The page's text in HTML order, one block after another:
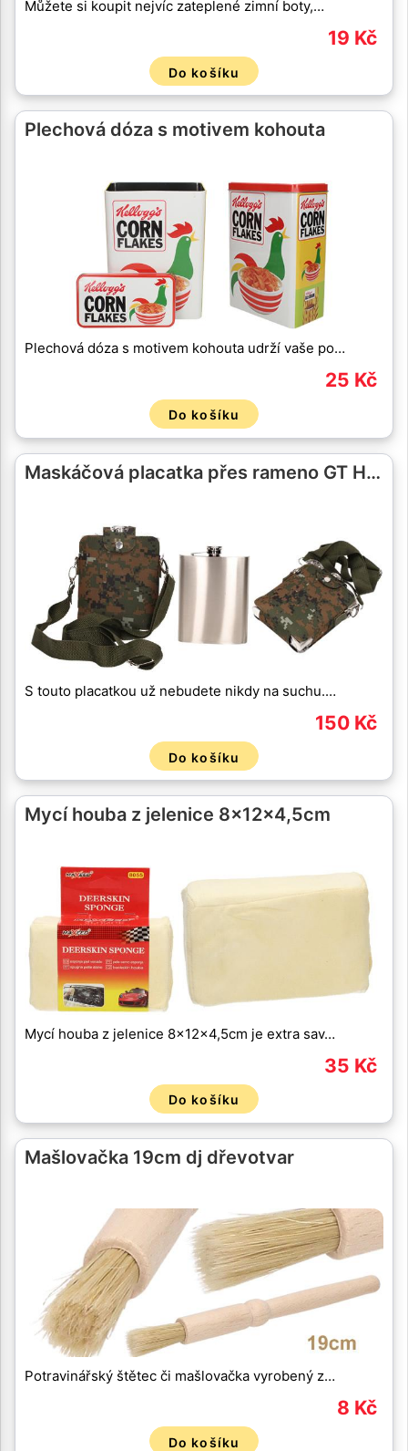
Můžete si koupit nejvíc zateplené zimní boty,…
19 Kč
Do košíku
Plechová dóza s motivem kohouta
Plechová dóza s motivem kohouta udrží vaše po…
25 Kč
Do košíku
Maskáčová placatka přes rameno GT H…
S touto placatkou už nebudete nikdy na suchu.…
150 Kč
Do košíku
Mycí houba z jelenice 8x12x4,5cm
Mycí houba z jelenice 8x12x4,5cm je extra sav…
35 Kč
Do košíku
Mašlovačka 19cm dj dřevotvar
Potravinářský štětec či mašlovačka vyrobený z…
8 Kč
Do košíku